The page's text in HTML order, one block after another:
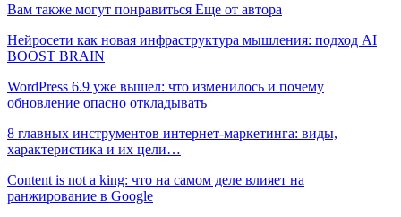
Вам также могут понравиться Еще от автора
Нейросети как новая инфраструктура мышления: подход AI
BOOST BRAIN
WordPress 6.9 уже вышел: что изменилось и почему
обновление опасно откладывать
8 главных инструментов интернет-маркетинга: виды,
характеристика и их цели…
Content is not a king: что на самом деле влияет на
ранжирование в Google